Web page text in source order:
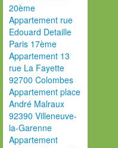
20ème
Appartement rue
Edouard Detaille
Paris 17ème
Appartement 13
rue La Fayette
92700 Colombes
Appartement place
André Malraux
92390 Villeneuve-
la-Garenne
Appartement